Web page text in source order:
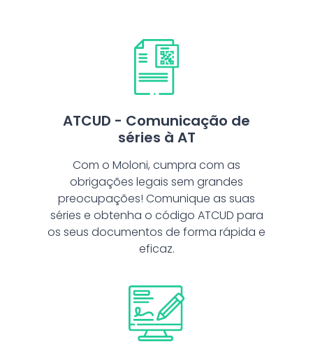
ATCUD - Comunicação de
séries à AT
Com o Moloni, cumpra com as
obrigações legais sem grandes
preocupações! Comunique as suas
séries e obtenha o código ATCUD para
os seus documentos de forma rápida e
eficaz.